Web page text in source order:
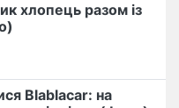
хлопець разом із
Blablacar: на